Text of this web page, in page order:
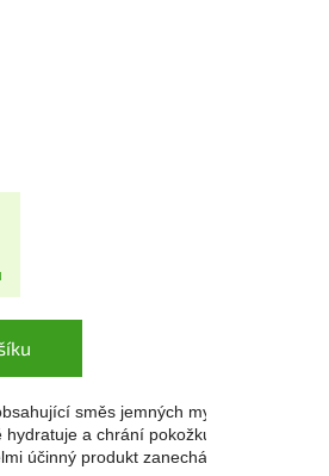
směs jemných mycích látek
a chrání pokožku před
účinný produkt zanechává příjemnou